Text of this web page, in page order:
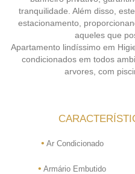
tranquilidade. Além disso,
estacionamento,
aqueles que
Apartamento lindíssimo em
condicionados em todos
arvores, com
• Ar Condicionado
• Armário Embutido